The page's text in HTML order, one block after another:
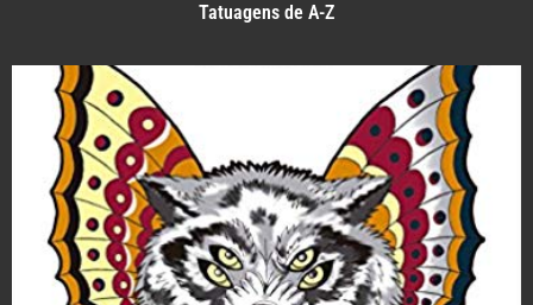
Tatuagens de A-Z